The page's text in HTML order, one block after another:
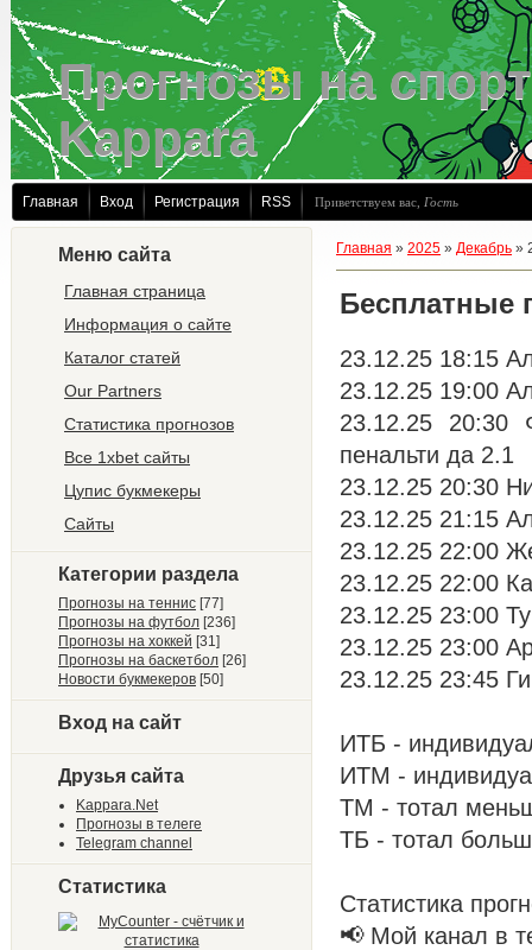
Прогнозы на
Kappara
Главная Вход Регистрация RSS Приветствуем вас Гость
Меню сайта
Главная страница
Информация о сайте
Каталог статей
Our Partners
Статистика прогнозов
Все 1xbet сайты
Цупис букмекеры
Сайты
Категории раздела
Прогнозы на теннис [77]
Прогнозы на футбол [236]
Прогнозы на хоккей [31]
Прогнозы на баскетбол [26]
Новости букмекеров [50]
Вход на сайт
Друзья сайта
Kappara.Net
Прогнозы в телеге
Telegram channel
Статистика
Главная » 2025 » Декабрь »
Бесплатные
23.12.25 18:15
23.12.25 19:00
23.12.25 20:30
пенальти да 2.1
23.12.25 20:30
23.12.25 21:15
23.12.25 22:00
23.12.25 22:00
23.12.25 23:00
23.12.25 23:00
23.12.25 23:45
ИТБ -
ИТМ -
ТМ - тотал
ТБ - тотал
Статистика
📢 Мой канал в